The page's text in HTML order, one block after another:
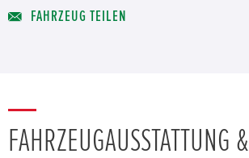
FAHRZEUG TEILEN
FAHRZEUGAUSSTATTUNG &